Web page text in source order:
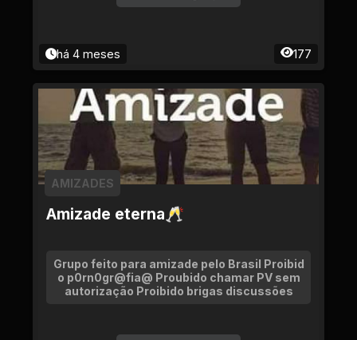
há 4 meses 177
Amizade eterna🥂
AMIZADES
Grupo feito para amizade pelo Brasil Proibid
o p0rn0gr@fia@ Proubido chamar PV sem
autorização Proibido brigas discussões